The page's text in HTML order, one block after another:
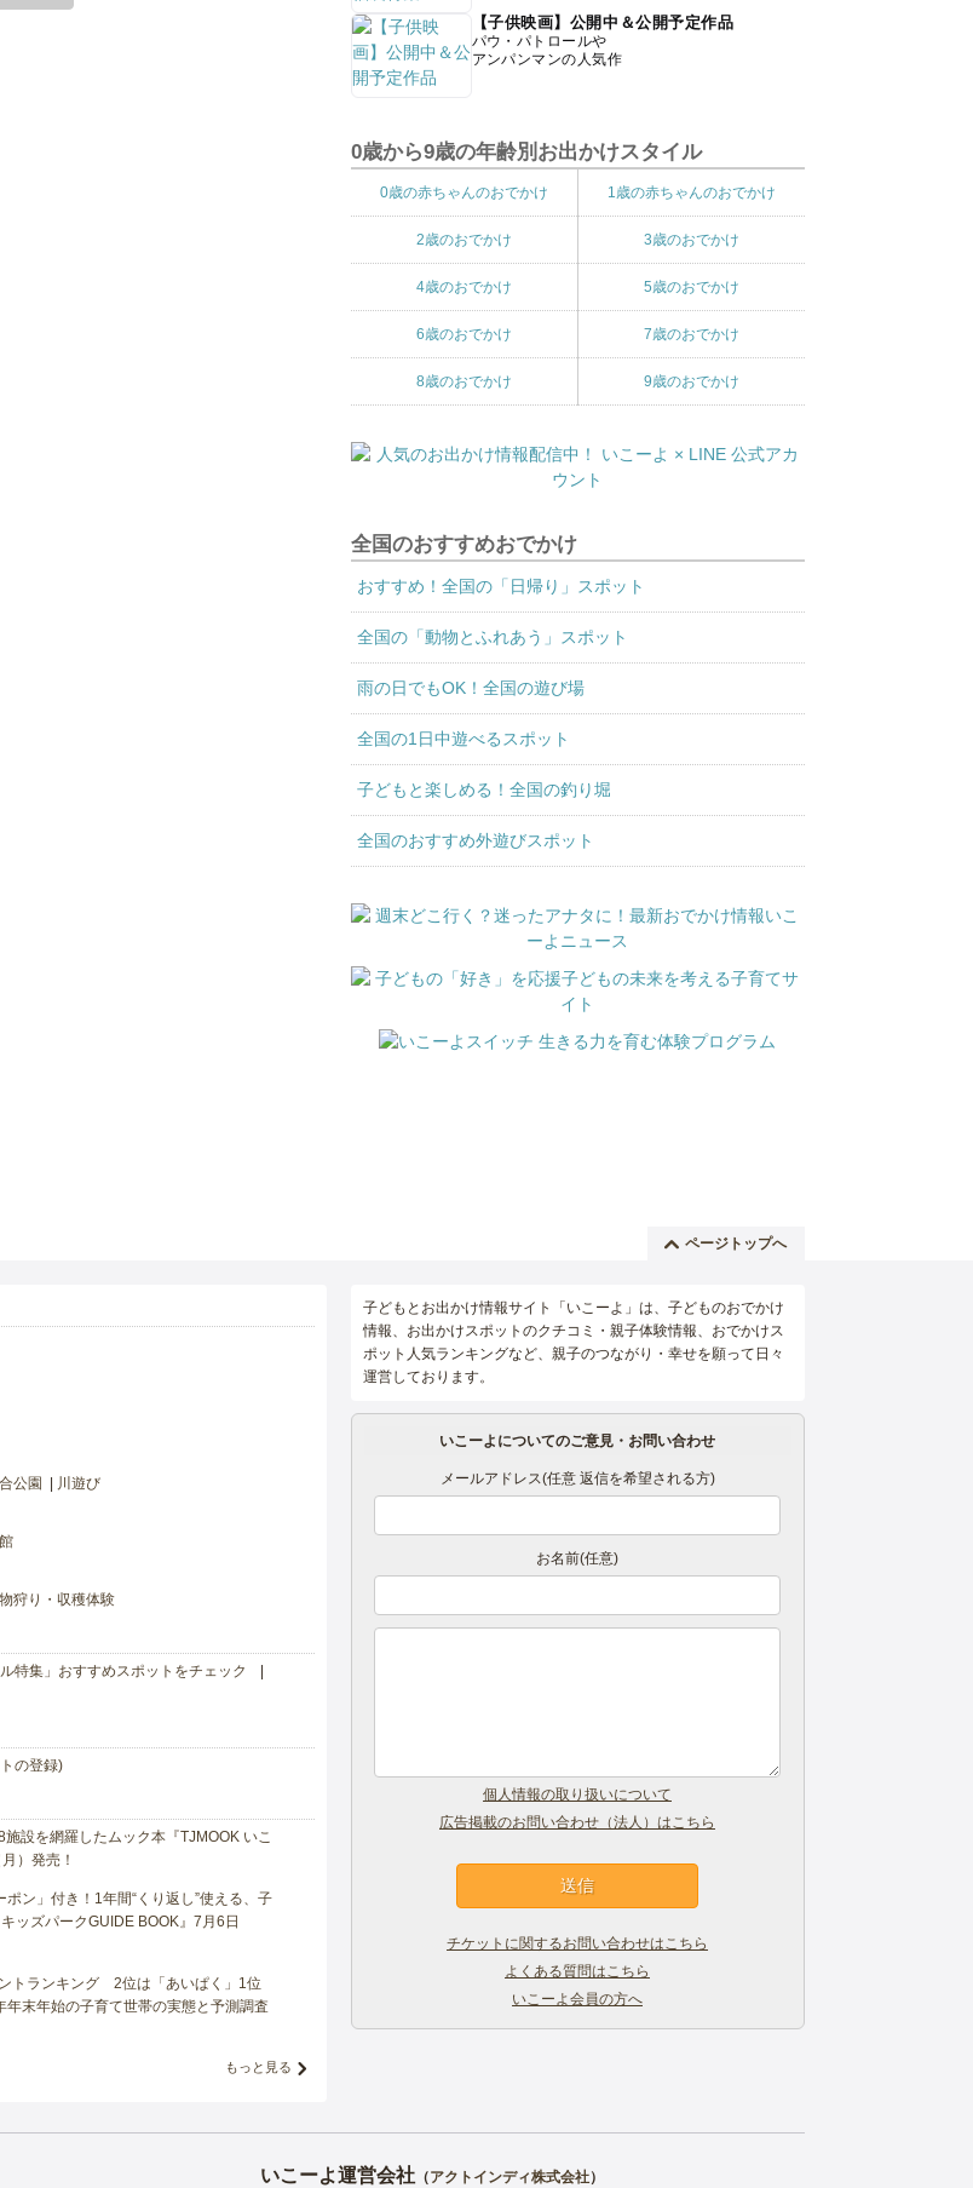
【子供映画】公開中＆公開予定作品
パウ・パトロールや
アンパンマンの人気作
0歳から9歳の年齢別お出かけスタイル
0歳の赤ちゃんのおでかけ 1歳の赤ちゃんのおでかけ
2歳のおでかけ 3歳のおでかけ
4歳のおでかけ 5歳のおでかけ
6歳のおでかけ 7歳のおでかけ
8歳のおでかけ 9歳のおでかけ
全国のおすすめおでかけ
おすすめ！全国の「日帰り」スポット
全国の「動物とふれあう」スポット
雨の日でもOK！全国の遊び場
全国の1日中遊べるスポット
子どもと楽しめる！全国の釣り堀
全国のおすすめ外遊びスポット
ページトップへ
公園 川遊び
狩り・収穫体験
特集」おすすめスポットをチェック
の登録)
設を網羅したムック本『TJMOOK いこ
）発売！
ン」付き！1年間“くり返し”使える、子
ッズパークGUIDE BOOK』7月6日
トランキング 2位は「あいぱく」1位
末年始の子育て世帯の実態と予測調査
もっと見る
子どもとお出かけ情報サイト「いこーよ」は、子どものおでかけ
情報、お出かけスポットのクチコミ・親子体験情報、おでかけス
ポット人気ランキングなど、親子のつながり・幸せを願って日々
運営しております。
いこーよについてのご意見・お問い合わせ
メールアドレス(任意 返信を希望される方)
お名前(任意)
個人情報の取り扱いについて
広告掲載のお問い合わせ（法人）はこちら
チケットに関するお問い合わせはこちら
よくある質問はこちら
いこーよ会員の方へ
いこーよ運営会社（アクトインディ株式会社）